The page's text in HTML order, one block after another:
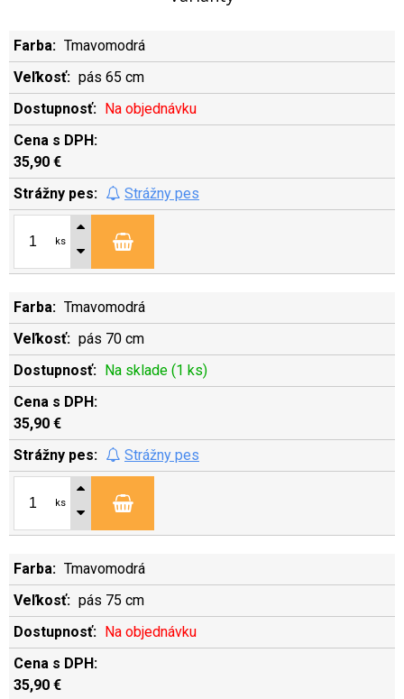
Tmavomodrá
pás 65 cm
Na objednávku
35,90 €
Strážny pes
ks
Tmavomodrá
pás 70 cm
Na sklade (1 ks)
35,90 €
Strážny pes
ks
Tmavomodrá
pás 75 cm
Na objednávku
35,90 €